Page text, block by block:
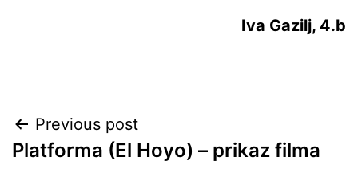
Iva Gazilj, 4.b
Post
navigation
Previous post
Platforma (El Hoyo) – prikaz filma